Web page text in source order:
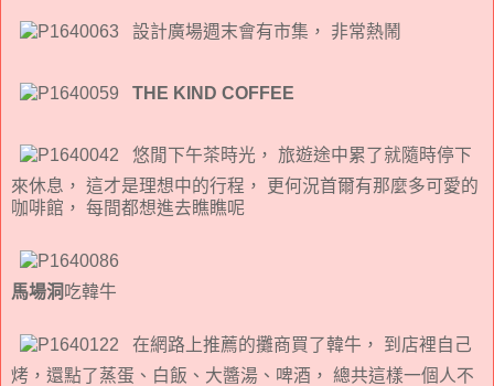
設計廣場週末會有市集， 非常熱鬧
THE KIND COFFEE
悠閒下午茶時光， 旅遊途中累了就隨時停下
來休息， 這才是理想中的行程， 更何況首爾有那麼多可愛的
咖啡館， 每間都想進去瞧瞧呢
馬場洞 吃韓牛
在網路上推薦的攤商買了韓牛， 到店裡自己
烤，還點了蒸蛋、白飯、大醬湯、啤酒， 總共這樣一個人不